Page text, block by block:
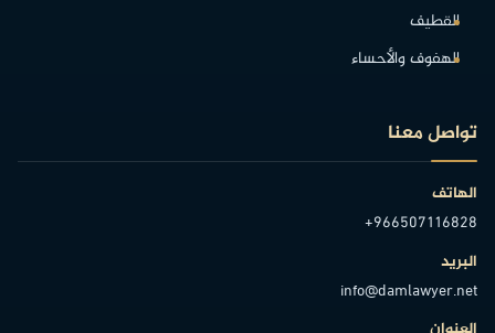
القطيف
الهفوف والأحساء
تواصل معنا
الهاتف
+966507116828
البريد
info@damlawyer.net